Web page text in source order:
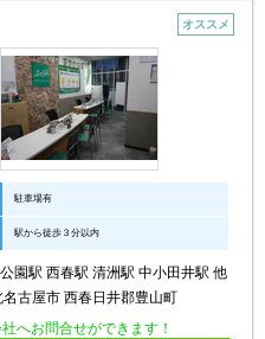
オススメ
駐車場有
駅から徒歩３分以内
園駅 西春駅 清洲駅 中小田井駅 他
古屋市 西春日井郡豊山町
へお問合せができます！